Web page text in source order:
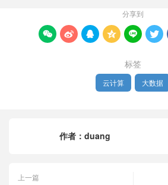
分享到
     
标签
云计算 大数据
作者： duang
上一篇